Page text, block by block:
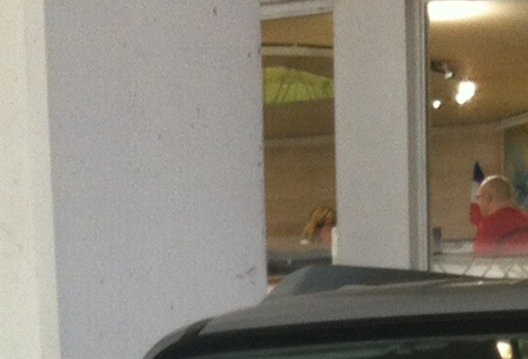
15 annonces
petit job (courses , balades , services divers ) je possède le
pour des trajets dans Nice et ces environs ,peages
du client ,